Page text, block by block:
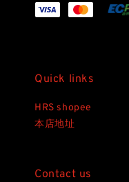
Quick links
HRS shopee
本店地址
Contact us